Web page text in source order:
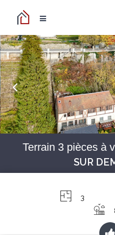
Terrain 3 pièces à
SUR
3